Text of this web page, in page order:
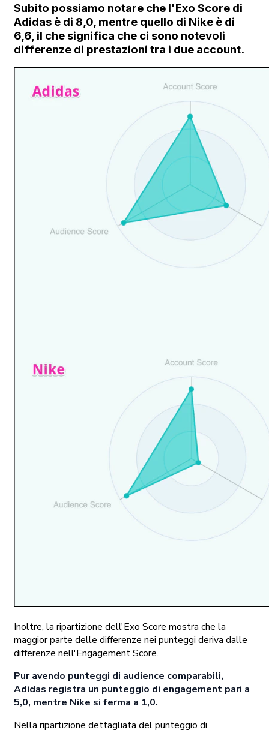
Subito possiamo notare che l'Exo Score di
Adidas è di 8,0, mentre quello di Nike è di
6,6, il che significa che ci sono notevoli
differenze di prestazioni tra i due account.
Inoltre, la ripartizione dell'Exo Score mostra che la
maggior parte delle differenze nei punteggi deriva dalle
differenze nell'Engagement Score.
Pur avendo punteggi di audience comparabili,
Adidas registra un punteggio di engagement pari a
5,0, mentre Nike si ferma a 1,0.
Nella ripartizione dettagliata del punteggio di